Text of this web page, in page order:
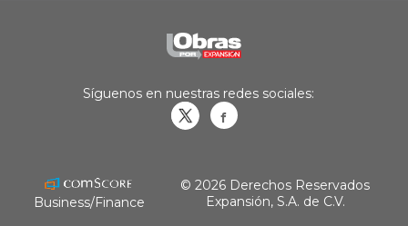
Síguenos en nuestras redes sociales:
Business/Finance
© 2026 Derechos Reservados
Expansión, S.A. de C.V.